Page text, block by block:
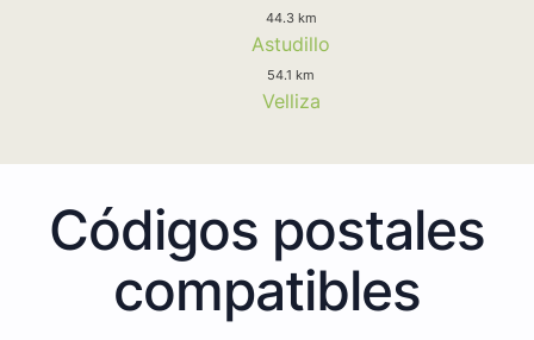
44.3 km
Astudillo
54.1 km
Velliza
Códigos postales
compatibles